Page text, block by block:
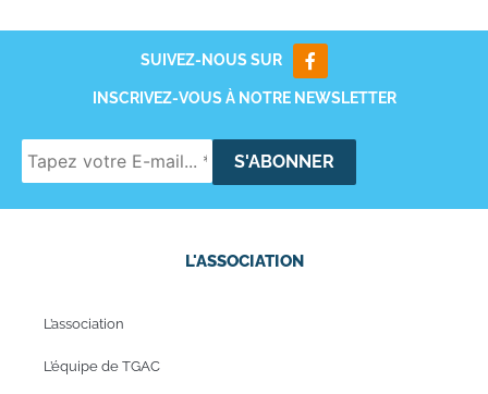
SUIVEZ-NOUS SUR
INSCRIVEZ-VOUS À NOTRE NEWSLETTER
L'ASSOCIATION
L’association
L’équipe de TGAC